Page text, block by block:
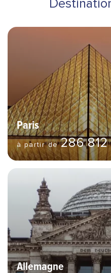
Paris
à partir de286 812
Bannière Hero image
Allemagne
Bannière Hero image